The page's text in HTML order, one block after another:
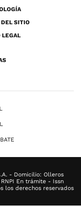
DEL SITIO
LEGAL
- Domicilio: Olleros
En trámite - Issn
los derechos reservados